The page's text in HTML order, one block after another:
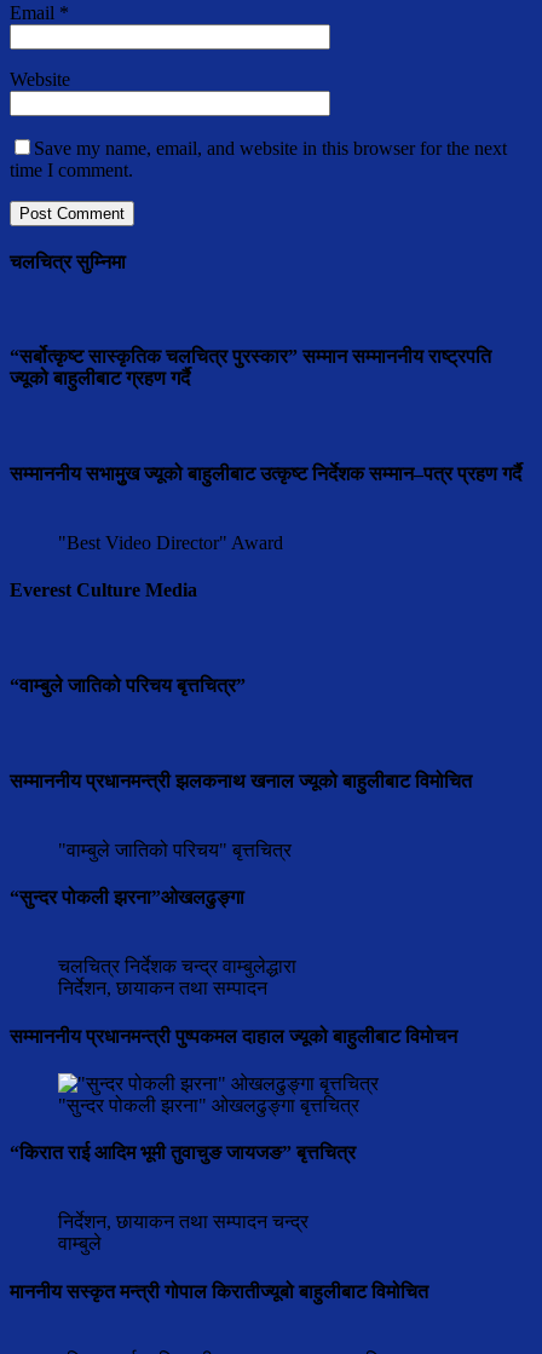
Email *
Website
Save my name, email, and website in this browser for the next
time I comment.
चलचित्र सुम्निमा
“सर्बोत्कृष्ट सास्कृतिक चलचित्र पुरस्कार” सम्मान सम्माननीय राष्ट्रपति
ज्यूको बाहुलीबाट ग्रहण गर्दै
सम्माननीय सभामुुख ज्यूको बाहुलीबाट उत्कृष्ट निर्देशक सम्मान–पत्र प्रहण गर्दै
"Best Video Director" Award
Everest Culture Media
“वाम्बुले जातिको परिचय बृत्तचित्र”
सम्माननीय प्रधानमन्त्री झलकनाथ खनाल ज्यूको बाहुलीबाट विमोचित
"वाम्बुले जातिको परिचय" बृत्तचित्र
“सुन्दर पोकली झरना”ओखलढुङ्गा
चलचित्र निर्देशक चन्द्र वाम्बुलेद्धारा
निर्देशन, छायाकन तथा सम्पादन
सम्माननीय प्रधानमन्त्री पुष्पकमल दाहाल ज्यूको बाहुलीबाट विमोचन
"सुन्दर पोकली झरना" ओखलढुङ्गा बृत्तचित्र
“किरात राई आदिम भूमी तुवाचुङ जायजङ” बृत्तचित्र
निर्देशन, छायाकन तथा सम्पादन चन्द्र
वाम्बुले
माननीय सस्कृत मन्त्री गोपाल किरातीज्यूबो बाहुलीबाट विमोचित